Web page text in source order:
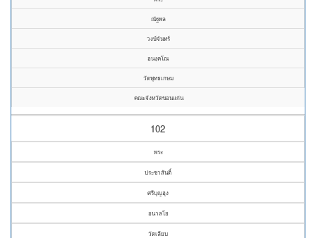
ณัฐพล
วงษ์จันทร์
อนงฺคโณ
วัดพุทธเกษม
คณะจังหวัดขอนแก่น
102
พระ
ประชาสันติ์
ศรีบุญฮุง
อนาลโย
วัดเลียบ